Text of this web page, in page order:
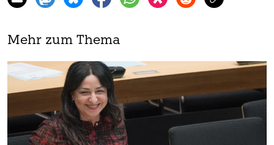
Mehr zum Thema